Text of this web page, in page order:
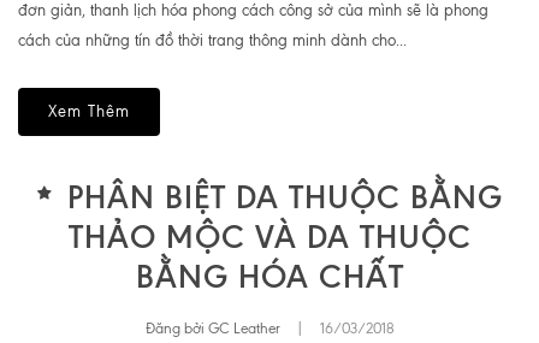
đơn giản, thanh lịch hóa phong cách công sở của mình sẽ là phong
cách của những tín đồ thời trang thông minh dành cho...
Xem Thêm
PHÂN BIỆT DA THUỘC BẰNG
THẢO MỘC VÀ DA THUỘC
BẰNG HÓA CHẤT
Đăng bởi GC Leather 16/03/2018